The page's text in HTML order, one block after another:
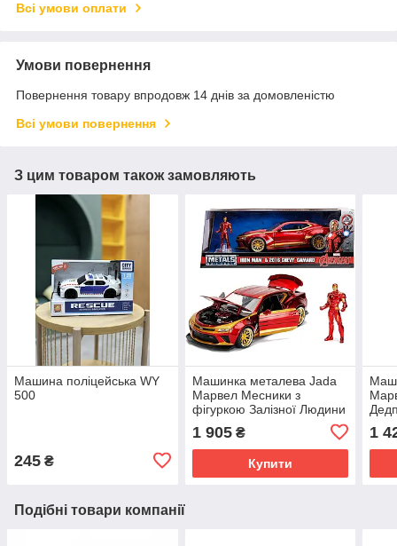
Всі умови оплати
Умови повернення
Повернення товару впродовж 14 днів за домовленістю
Всі умови повернення
З цим товаром також замовляють
Машина поліцейська WY
500
245 ₴
Машинка металева Jada
Марвел Месники з
фігуркою Залізної Людини
1 905₴
Купити
1
Подібні товари компанії